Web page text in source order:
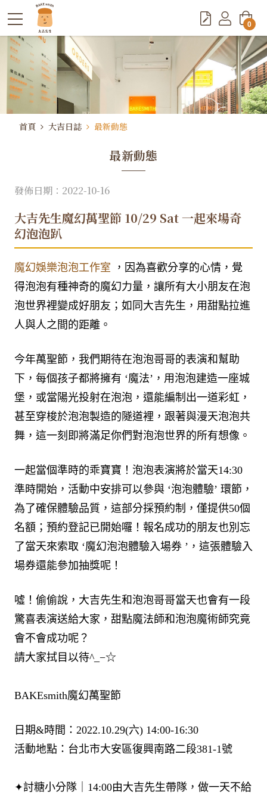
首頁 大吉日誌 最新動態
最新動態
發佈日期：2022-10-16
大吉先生魔幻萬聖節 10/29 Sat 一起來場奇
幻泡泡趴
魔幻娛樂泡泡工作室 ，因為喜歡分享的心情，覺
得泡泡有種神奇的魔幻力量，讓所有大小朋友在泡
泡世界裡變成好朋友；如同大吉先生，用甜點拉進
人與人之間的距離。​
今年萬聖節，我們期待在泡泡哥哥的表演和幫助
下，每個孩子都將擁有 ‘魔法’，用泡泡建造一座城
堡，或當陽光投射在泡泡，還能編制出一道彩虹，
甚至穿梭於泡泡製造的隧道裡，跟著與漫天泡泡共
舞，這一刻即將滿足你們對泡泡世界的所有想像。​
一起當個準時的乖寶寶！泡泡表演將於當天14:30
準時開始，活動中安排可以參與 ‘泡泡體驗’ 環節，
為了確保體驗品質，這部分採預約制，僅提供50個
名額；預約登記已開始囉！報名成功的朋友也別忘
了當天來索取 ‘魔幻泡泡體驗入場券 ’，這張體驗入
場券還能參加抽獎呢！​
噓！偷偷說，大吉先生和泡泡哥哥當天也會有一段
驚喜表演送給大家，甜點魔法師和泡泡魔術師究竟
會不會成功呢？​
請大家拭目以待^_−☆​
BAKEsmith魔幻萬聖節
日期&時間：2022.10.29(六) 14:00-16:30​
活動地點：台北市大安區復興南路二段381-1號 ​ ​
✦討糖小分隊｜14:00由大吉先生帶隊，做一天不給
0